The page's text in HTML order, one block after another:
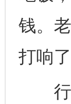
钱。
打响
行走